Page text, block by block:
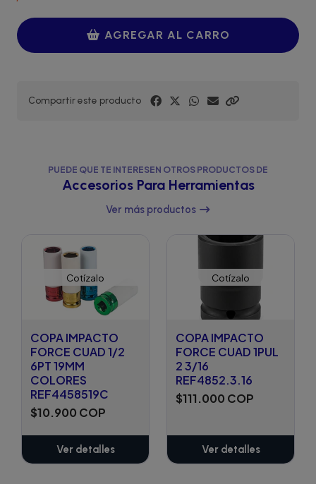
AGREGAR AL CARRO
Compartir este producto
PUEDE QUE TE INTERESEN OTROS PRODUCTOS DE
Accesorios Para Herramientas
Ver más productos
Cotízalo
COPA IMPACTO
FORCE CUAD 1/2
6PT 19MM
COLORES
REF4458519C
$10.900 COP
Ver detalles
Cotízalo
COPA IMPACTO
FORCE CUAD 1PUL
2 3/16
REF4852.3.16
$111.000 COP
Ver detalles